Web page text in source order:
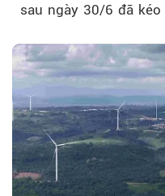
sau ngày 30/6 đã